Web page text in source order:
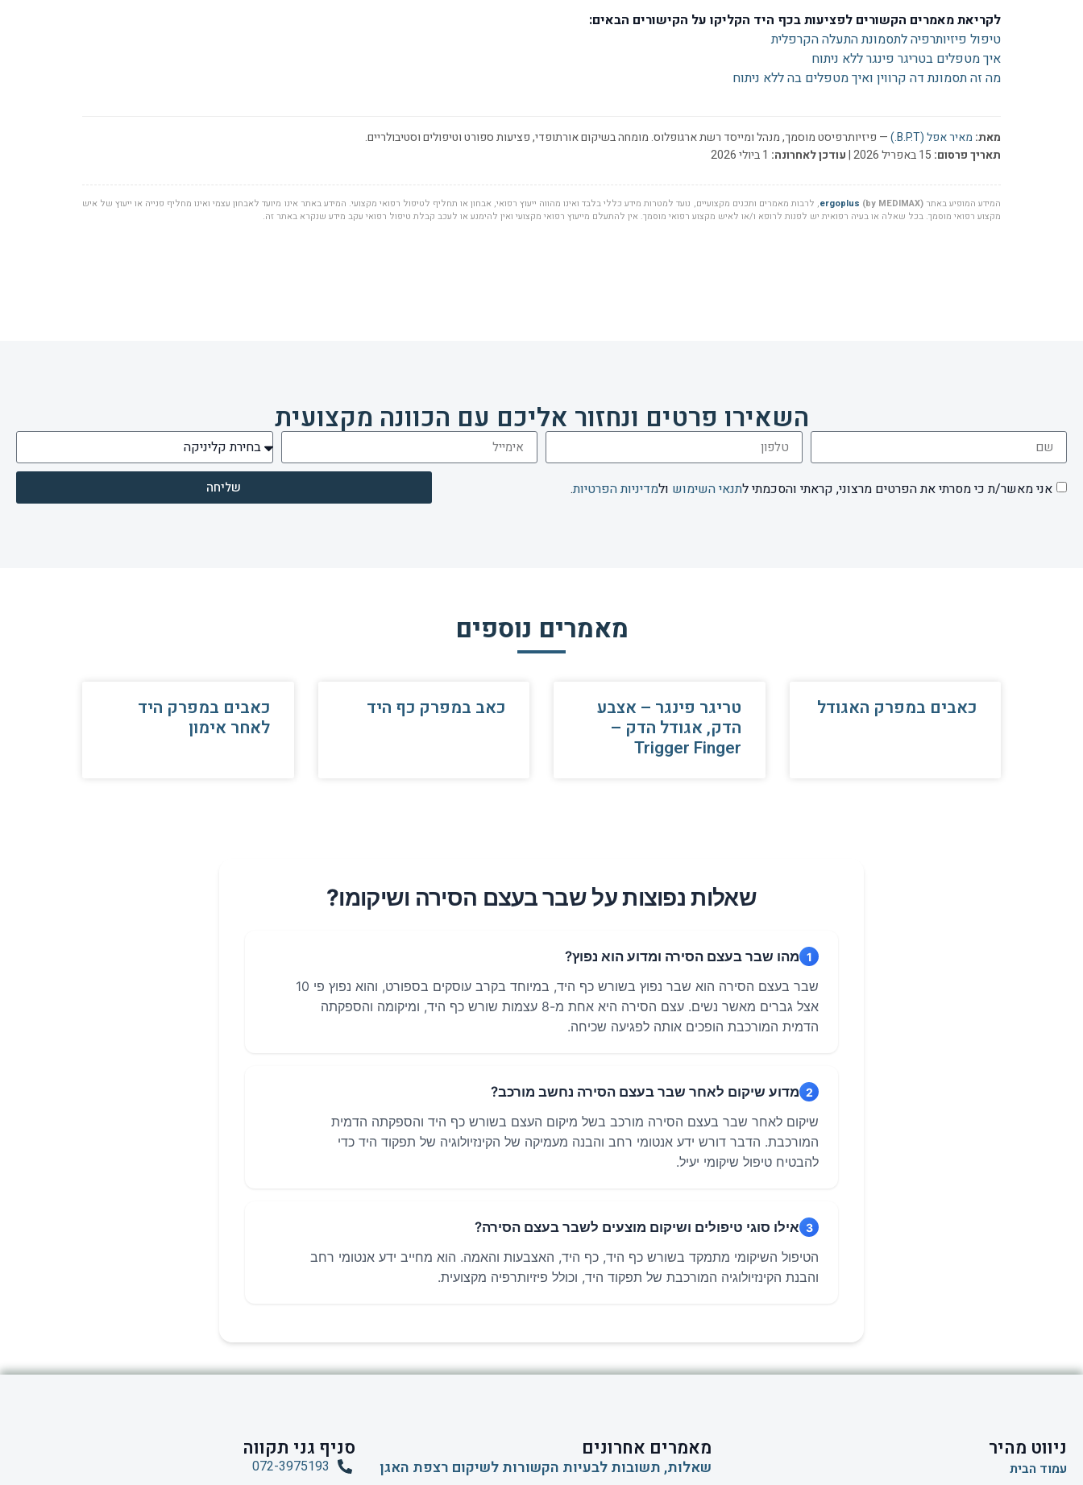
לקריאת מאמרים הקשורים לפציעות בכף היד הקליקו על הקישורים הבאים:
טיפול פיזיותרפיה לתסמונת התעלה הקרפלית
איך מטפלים בטריגר פינגר ללא ניתוח
מה זה תסמונת דה קרווין ואיך מטפלים בה ללא ניתוח
מאת: מאיר אפל (B.P.T.)
— פיזיותרפיסט מוסמך, מנהל ומייסד רשת ארגופלוס. מומחה בשיקום אורתופדי, פציעות ספורט וטיפולים וסטיבולריים.
תאריך פרסום:
עודכן לאחרונה:
המידע המופיע באתר ergoplus (by MEDIMAX)
, לרבות מאמרים ותכנים מקצועיים, נועד למטרות מידע כללי בלבד ואינו מהווה ייעוץ רפואי, אבחון או תחליף לטיפול רפואי מקצועי. המידע באתר אינו מיועד לאבחון עצמי ואינו מחליף פנייה או ייעוץ של איש
מקצוע רפואי מוסמך. בכל שאלה או בעיה רפואית יש לפנות לרופא ו/או לאיש מקצוע רפואי מוסמך. אין להתעלם מייעוץ רפואי מקצועי ואין להימנע או לעכב קבלת טיפול רפואי עקב מידע שנקרא באתר זה.
השאירו פרטים ונחזור אליכם עם הכוונה מקצועית
אני מאשר/ת כי מסרתי את הפרטים מרצוני, קראתי והסכמתי לתנאי השימוש ולמדיניות הפרטיות. שליחה
מאמרים נוספים
כאבים במפרק האגודל
טריגר פינגר – אצבע
הדק, אגודל הדק –
Trigger Finger
כאב במפרק כף היד
כאבים במפרק היד
לאחר אימון
שאלות נפוצות על שבר בעצם הסירה ושיקומו?
1 מהו שבר בעצם הסירה ומדוע הוא נפוץ?
שבר בעצם הסירה הוא שבר נפוץ בשורש כף היד, במיוחד בקרב עוסקים בספורט, והוא נפוץ פי 10
אצל גברים מאשר נשים. עצם הסירה היא אחת מ-8 עצמות שורש כף היד, ומיקומה והספקתה
הדמית המורכבת הופכים אותה לפגיעה שכיחה.
2 מדוע שיקום לאחר שבר בעצם הסירה נחשב מורכב?
שיקום לאחר שבר בעצם הסירה מורכב בשל מיקום העצם בשורש כף היד והספקתה הדמית
המורכבת. הדבר דורש ידע אנטומי רחב והבנה מעמיקה של הקינזיולוגיה של תפקוד היד כדי
להבטיח טיפול שיקומי יעיל.
3 אילו סוגי טיפולים ושיקום מוצעים לשבר בעצם הסירה?
הטיפול השיקומי מתמקד בשורש כף היד, כף היד, האצבעות והאמה. הוא מחייב ידע אנטומי רחב
והבנת הקינזיולוגיה המורכבת של תפקוד היד, וכולל פיזיותרפיה מקצועית.
ניווט מהיר
עמוד הבית
מאמרים אחרונים
שאלות, תשובות לבעיות הקשורות לשיקום רצפת האגן
סניף גני תקווה
072-3975193